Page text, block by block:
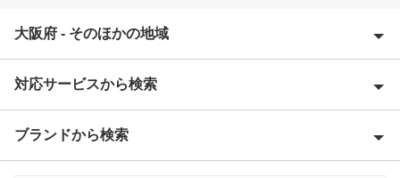
大阪府 - そのほかの地域
池田市
泉佐野市
対応サービスから検索
Award 受賞店
ブランドから検索